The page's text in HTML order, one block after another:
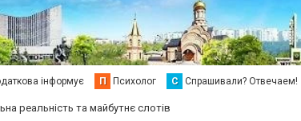
інформує П Психолог С Спрашивали? Отвечаем!
реальність та майбутнє слотів